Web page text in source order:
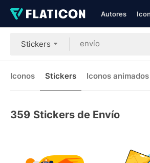
Autores
Stickers
Iconos Stickers Iconos animados
359 Stickers de Envío